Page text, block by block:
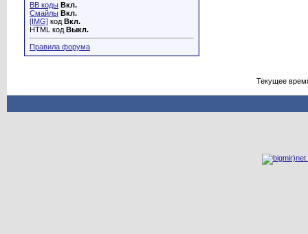
BB коды Вкл.
Смайлы Вкл.
[IMG] код Вкл.
HTML код Выкл.
Правила форума
Текущее